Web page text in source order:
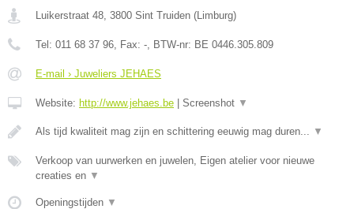
Luikerstraat 48 3800 Sint Truiden (Limburg)
Tel: 011 68 37 96 , Fax: - , BTW-nr: BE 0446.305.809
E-mail › Juweliers JEHAES
Website: http://www.jehaes.be | Screenshot ▼
Als tijd kwaliteit mag zijn en schittering eeuwig mag duren... ▼
Verkoop van uurwerken en juwelen, Eigen atelier voor nieuwe
creaties en ▼
Openingstijden ▼